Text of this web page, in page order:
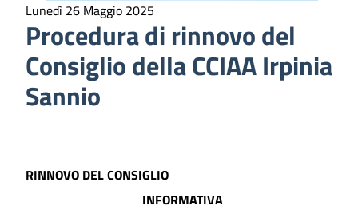
Lunedì 26 Maggio 2025
Procedura di rinnovo del
Consiglio della CCIAA Irpinia
Sannio
RINNOVO DEL CONSIGLIO
INFORMATIVA